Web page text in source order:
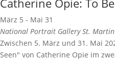
Catherine Opie: To
März 5 - Mai 31
National Portrait GallerySt.
Zwischen 5. März und 31. Mai
Seen" von Catherine Opie im